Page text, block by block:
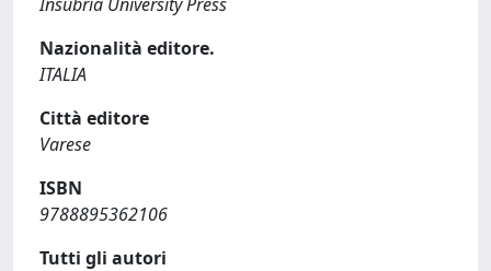
Nazionalità editore.
ITALIA
Città editore
Varese
ISBN
9788895362106
Tutti gli autori